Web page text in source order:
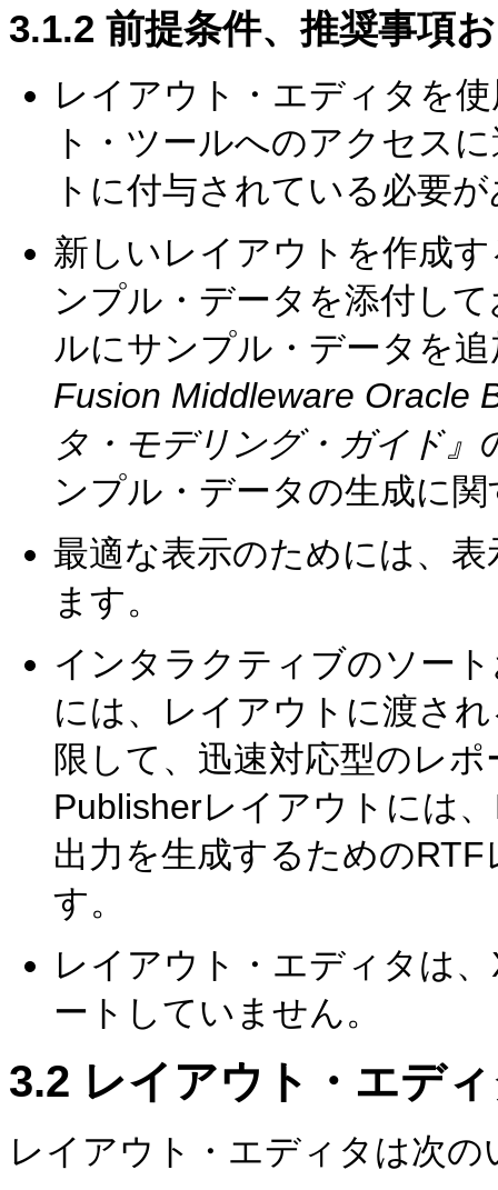
3.1.2 前提条件、推奨事項
レイアウト・エディタを
ト・ツールへのアクセス
トに付与されている必要
新しいレイアウトを作成
ンプル・データを添付し
ルにサンプル・データを
Fusion Middleware Oracle
タ・モデリング・ガイド』
ンプル・データの生成に
最適な表示のためには、
ます。
インタラクティブのソー
には、レイアウトに渡さ
限して、迅速対応型のレ
Publisherレイアウトには
出力を生成するための
す。
レイアウト・エディタは
ートしていません。
3.2 レイアウト・エデ
レイアウト・エディタは次